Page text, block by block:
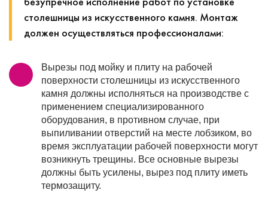
столешницы из искусственного камня. Монтаж
должен осуществляться профессионалами:
Вырезы под мойку и плиту на рабочей
поверхности столешницы из искусственного
камня должны исполняться на производстве с
применением специализированного
оборудования, в противном случае, при
выпиливании отверстий на месте лобзиком, во
время эксплуатации рабочей поверхности могут
возникнуть трещины. Все основные вырезы
должны быть усилены, вырез под плиту иметь
термозащиту.